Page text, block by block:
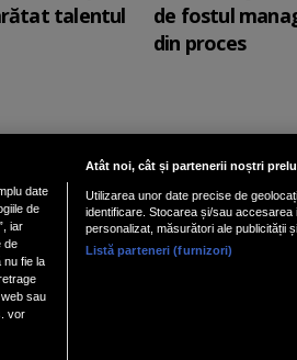
talentul
de fostul
din proces
Vezi versiune mobil
cookies |Gestionați preferințele
date
de
iar
de
nu fie la
sau
vor
Atât noi, cât și partenerii noștri
Utilizarea unor date precise de
identificare. Stocarea și/sau accesarea
personalizat, măsurători ale publicității
Listă parteneri (furnizori)